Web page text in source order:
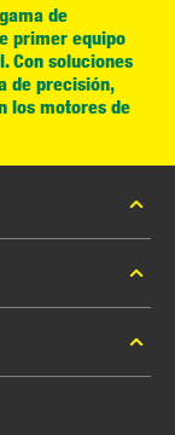
de
primer equipo
Con soluciones
de precisión,
los motores de